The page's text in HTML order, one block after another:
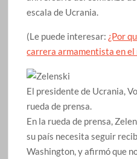
escala de Ucrania.
(Le puede interesar: ¿Por
carrera armamentista en el
El presidente de Ucrania,
rueda de prensa.
En la rueda de prensa,
su país necesita seguir
Washington, y afirmó que